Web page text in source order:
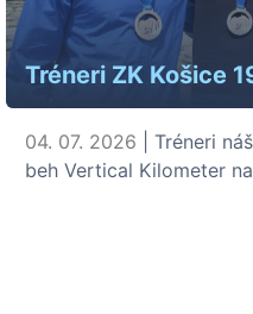
Tréneri ZK Košice
04. 07. 2026 | Tréneri
beh Vertical Kilometer